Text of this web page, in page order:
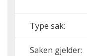
Type sak:
Saken gjelder: